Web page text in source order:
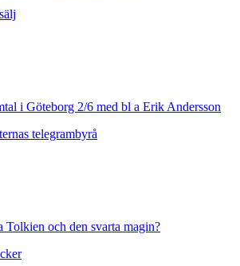
i Göteborg 2/6 med bl a Erik Andersson
telegrambyrå
Tolkien och den svarta magin?